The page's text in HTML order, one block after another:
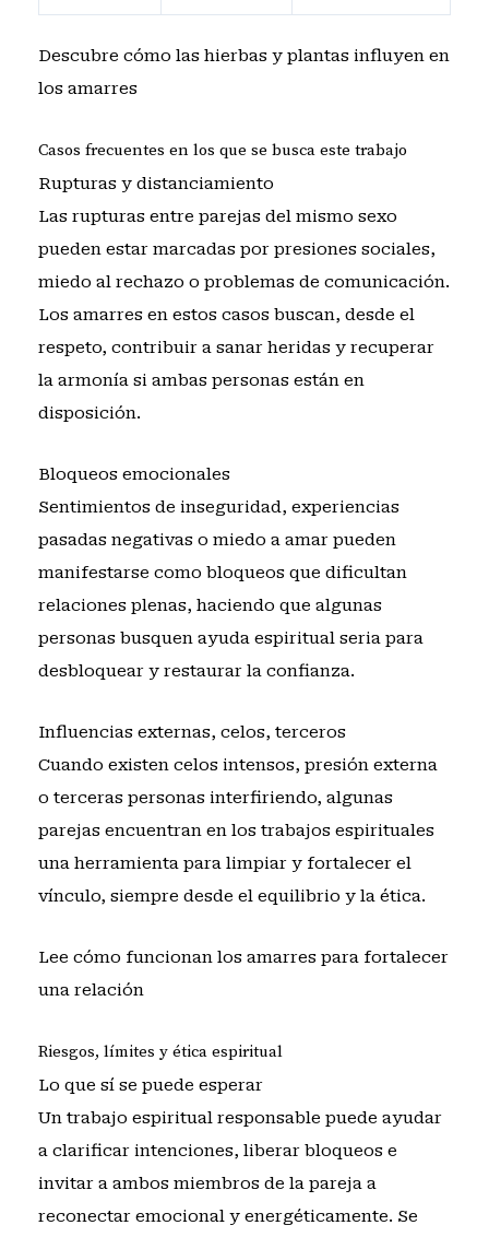
Descubre cómo las hierbas y plantas influyen en
los amarres
Casos frecuentes en los que se busca este trabajo
Rupturas y distanciamiento
Las rupturas entre parejas del mismo sexo
pueden estar marcadas por presiones sociales,
miedo al rechazo o problemas de comunicación.
Los amarres en estos casos buscan, desde el
respeto, contribuir a sanar heridas y recuperar
la armonía si ambas personas están en
disposición.
Bloqueos emocionales
Sentimientos de inseguridad, experiencias
pasadas negativas o miedo a amar pueden
manifestarse como bloqueos que dificultan
relaciones plenas, haciendo que algunas
personas busquen ayuda espiritual seria para
desbloquear y restaurar la confianza.
Influencias externas, celos, terceros
Cuando existen celos intensos, presión externa
o terceras personas interfiriendo, algunas
parejas encuentran en los trabajos espirituales
una herramienta para limpiar y fortalecer el
vínculo, siempre desde el equilibrio y la ética.
Lee cómo funcionan los amarres para fortalecer
una relación
Riesgos, límites y ética espiritual
Lo que sí se puede esperar
Un trabajo espiritual responsable puede ayudar
a clarificar intenciones, liberar bloqueos e
invitar a ambos miembros de la pareja a
reconectar emocional y energéticamente. Se